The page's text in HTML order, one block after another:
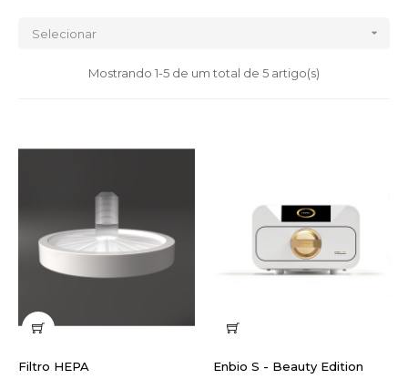
Selecionar 
Mostrando 1-5 de um total de 5 artigo(s)
Filtro HEPA Enbio S - Beauty Edition